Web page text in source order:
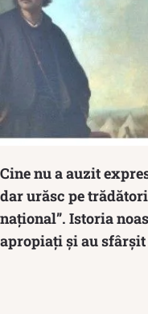
Cine nu a auzit
dar urăsc pe
național”. Istoria
apropiați și au